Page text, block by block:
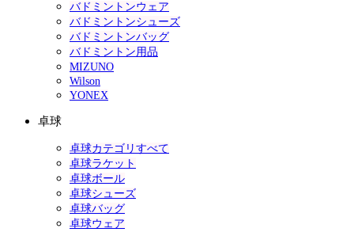
バドミントンウェア
バドミントンシューズ
バドミントンバッグ
バドミントン用品
MIZUNO
Wilson
YONEX
卓球
卓球カテゴリすべて
卓球ラケット
卓球ボール
卓球シューズ
卓球バッグ
卓球ウェア